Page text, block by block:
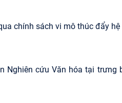
chính sách vi mô thúc đẩy
Nghiên cứu Văn hóa tại